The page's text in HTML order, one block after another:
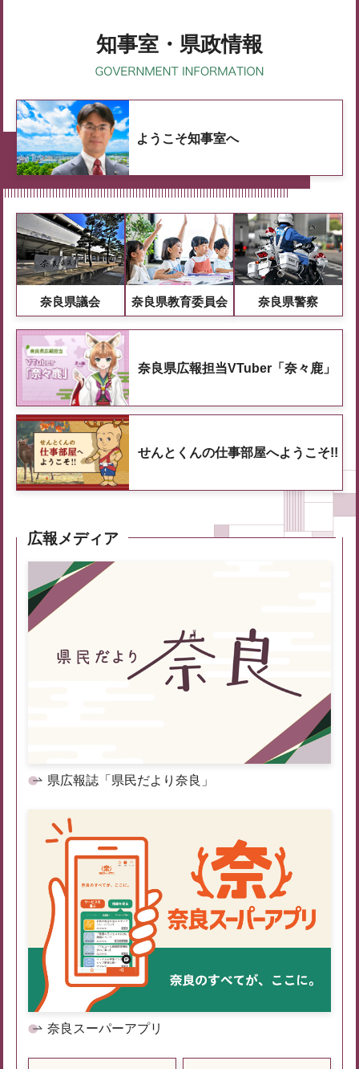
知事室・県政情報
ようこそ知事室へ
奈良県議会 奈良県教育委員会 奈良県警察
奈良県広報担当VTuber「奈々鹿」
せんとくんの仕事部屋へようこそ!!
広報メディア
県広報誌「県民だより奈良」
奈良スーパーアプリ